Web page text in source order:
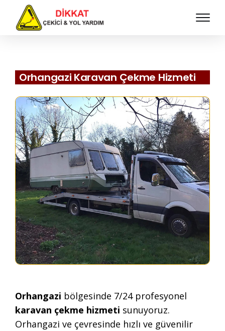
Orhangazi Karavan Çekme Hizmeti
Orhangazi bölgesinde 7/24 profesyonel
karavan çekme hizmeti sunuyoruz.
Orhangazi ve çevresinde hızlı ve güvenilir